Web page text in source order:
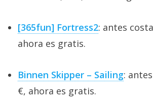
[365fun] Fortress2: antes
ahora es gratis.
Binnen Skipper – Sailing:
€, ahora es gratis.